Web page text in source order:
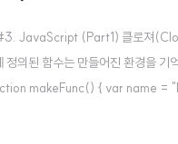
JavaScript (Part1) 클로져
의된 함수는 만들어진 환경을
makeFunc() { var